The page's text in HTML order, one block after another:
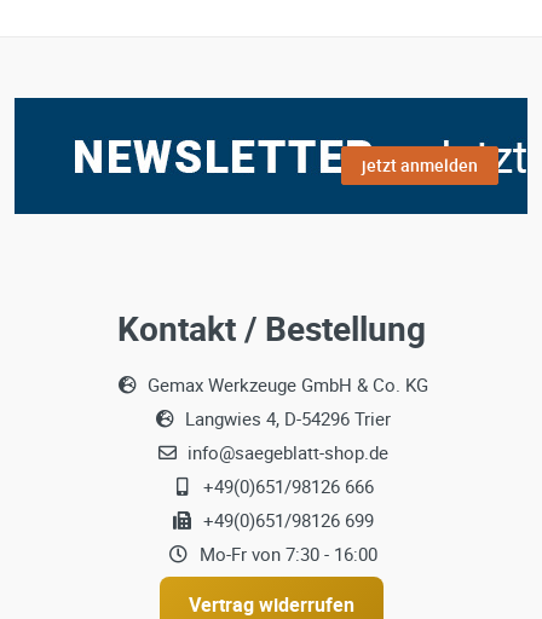
jetzt anmelden
Kontakt / Bestellung
Gemax Werkzeuge GmbH & Co. KG
Langwies 4, D-54296 Trier
info@saegeblatt-shop.de
+49(0)651/98126 666
+49(0)651/98126 699
Mo-Fr von 7:30 - 16:00
Vertrag widerrufen